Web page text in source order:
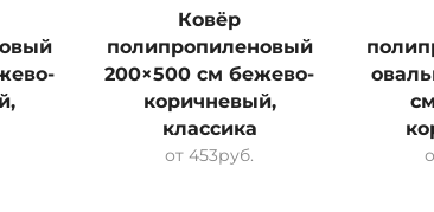
Ковёр
полипропиленовый
200×500 см бежево-
коричневый,
классика
от453руб.